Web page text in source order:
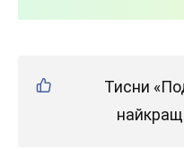
Тисни